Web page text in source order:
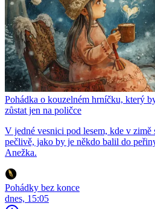
Pohádka o kouzelném hrníčku, který
zůstat jen na poličce
V jedné vesnici pod lesem, kde v
pečlivě, jako by je někdo balil do
Anežka.
Pohádky bez konce
dnes, 15:05